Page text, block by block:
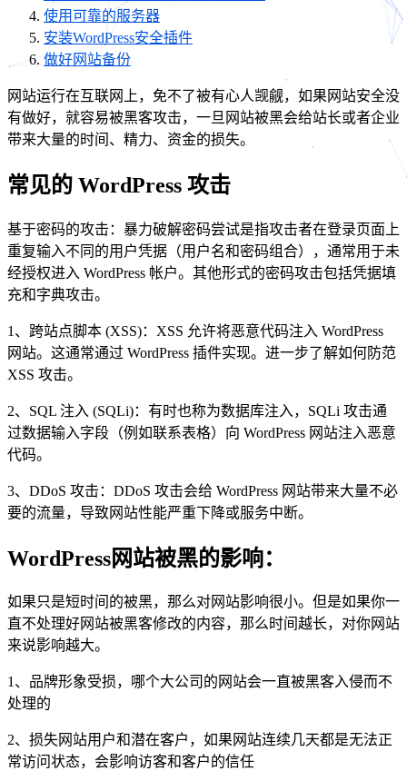
使用可靠的服务器
安装WordPress安全插件
做好网站备份
网站运行在互联网上，免不了被有心人觊觎，如果网站安全没
有做好，就容易被黑客攻击，一旦网站被黑会给站长或者企业
带来大量的时间、精力、资金的损失。
常见的 WordPress 攻击
基于密码的攻击：暴力破解密码尝试是指攻击者在登录页面上
重复输入不同的用户凭据（用户名和密码组合），通常用于未
经授权进入 WordPress 帐户。其他形式的密码攻击包括凭据填
充和字典攻击。
1、跨站点脚本 (XSS)：XSS 允许将恶意代码注入 WordPress
网站。这通常通过 WordPress 插件实现。进一步了解如何防范
XSS 攻击。
2、SQL 注入 (SQLi)：有时也称为数据库注入，SQLi 攻击通
过数据输入字段（例如联系表格）向 WordPress 网站注入恶意
代码。
3、DDoS 攻击：DDoS 攻击会给 WordPress 网站带来大量不必
要的流量，导致网站性能严重下降或服务中断。
WordPress网站被黑的影响：
如果只是短时间的被黑，那么对网站影响很小。但是如果你一
直不处理好网站被黑客修改的内容，那么时间越长，对你网站
来说影响越大。
1、品牌形象受损，哪个大公司的网站会一直被黑客入侵而不
处理的
2、损失网站用户和潜在客户，如果网站连续几天都是无法正
常访问状态，会影响访客和客户的信任